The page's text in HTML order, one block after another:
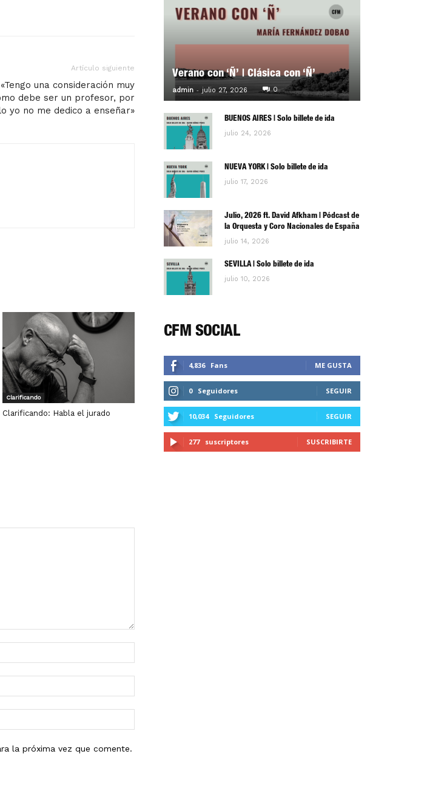
Artículo siguiente
una consideración muy
debe ser un profesor, por
yo no me dedico a enseñar»
Clarificando
Clarificando: Habla el jurado
la próxima vez que comente.
Verano con ‘Ñ’ | Clásica con ‘Ñ’
admin - julio 27, 2026 0
BUENOS AIRES | Solo billete de ida
julio 24, 2026
NUEVA YORK | Solo billete de ida
julio 17, 2026
Julio, 2026 ft. David Afkham | Pódcast de
la Orquesta y Coro Nacionales de España
julio 14, 2026
SEVILLA | Solo billete de ida
julio 10, 2026
CFM SOCIAL
4,836 Fans ME GUSTA
0 Seguidores SEGUIR
10,034 Seguidores SEGUIR
277 suscriptores SUSCRIBIRTE